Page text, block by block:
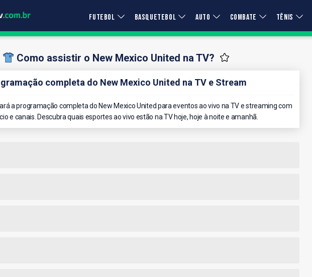
FUTEBOL BASQUETEBOL AUTO COMBATE TÊNIS
Como assistir o New Mexico United na TV?
completa do New Mexico United na TV e Stream
a programação completa do New Mexico United para eventos ao vivo na TV e streaming com
e canais. Descubra quais esportes ao vivo estão na TV hoje, hoje à noite e amanhã.